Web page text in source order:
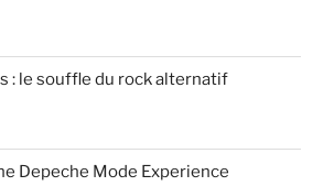
: le souffle du rock alternatif
Depeche Mode Experience